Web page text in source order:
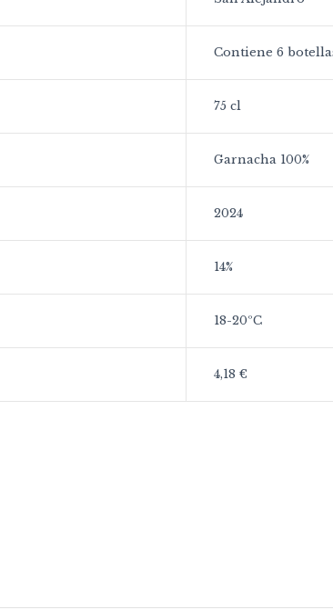
Contiene 6
75 cl
Garnacha 100%
2024
14%
18-20ºC
4,18 €